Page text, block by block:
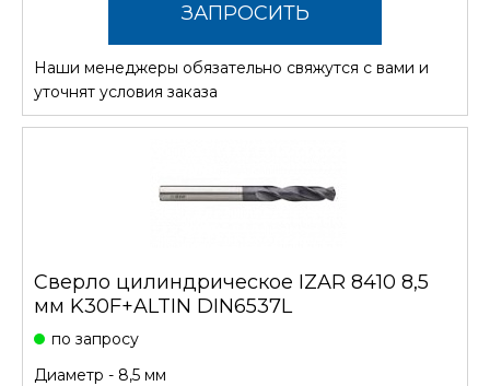
ЗАПРОСИТЬ
СТОИМОСТЬ
Наши менеджеры обязательно свяжутся с вами и
уточнят условия заказа
Сверло цилиндрическое IZAR 8410 8,5
мм K30F+ALTIN DIN6537L
по запросу
Диаметр - 8,5 мм